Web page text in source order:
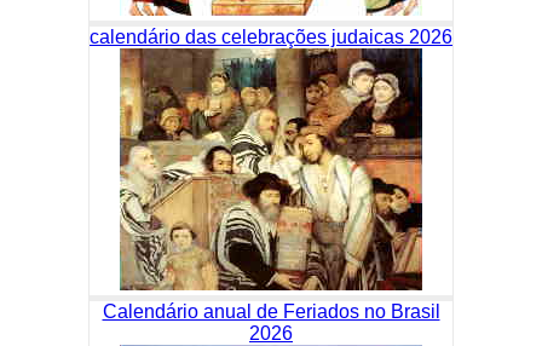
calendário das celebrações judaicas 2026
Calendário anual de Feriados no Brasil
2026